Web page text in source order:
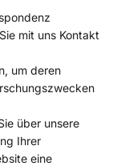
mit uns Kontakt
um deren
über unsere
Ihrer
eine